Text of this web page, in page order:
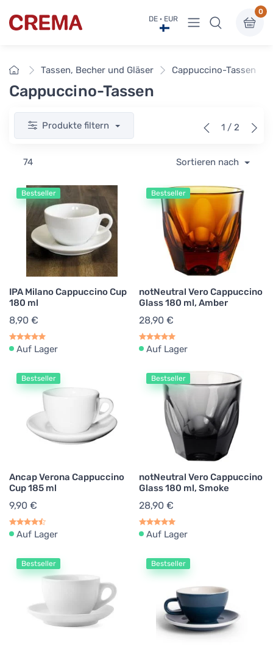
Crema DE · EUR Menü anzeigen
0
Startseite
Tassen, Becher und Gläser Cappuccino-Tassen
Cappuccino-Tassen
Produkte filtern 1 / 2
74 Sortieren nach
Bestseller
IPA Milano Cappuccino Cup
180 ml
8,90 €
Auf Lager
Bestseller
notNeutral Vero Cappuccino
Glass 180 ml, Amber
28,90 €
Auf Lager
Bestseller
Ancap Verona Cappuccino
Cup 185 ml
9,90 €
Auf Lager
Bestseller
notNeutral Vero Cappuccino
Glass 180 ml, Smoke
28,90 €
Auf Lager
Bestseller Bestseller